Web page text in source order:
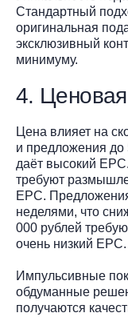
Стандартный
оригинальная
эксклюзивный
минимуму.
4. Ценовая
Цена влияет на
и предложения до
даёт высокий
требуют
EPC.
неделями, что
000 рублей
очень низкий EPC.
Импульсивные
обдуманные
получаются